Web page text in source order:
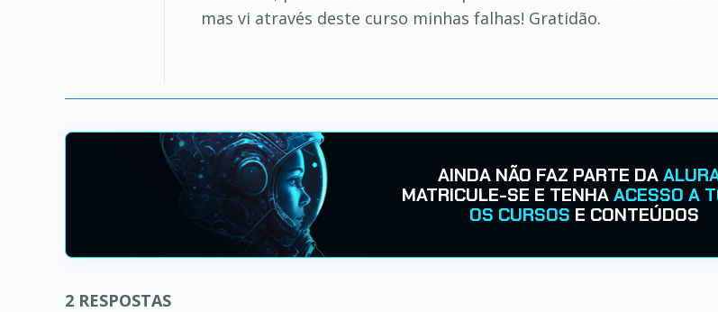
mas vi através deste curso minhas falhas! Gratidão.
AINDA NÃO FAZ PARTE DA
MATRICULE-SE E TENHAACESSO A
OS CURSOS E CONTEÚDOS
2 RESPOSTAS